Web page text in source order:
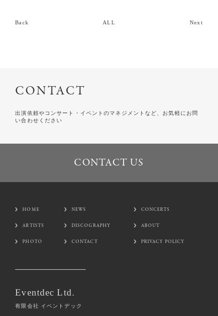
Back ALL Next
CONTACT
出演依頼やコンサート・イベントのマネジメントなど、お気軽にお問
い合わせください
CONTACT US
HOME NEWS CONCERTS
ARTISTS DISCOGRAPHY ABOUT
PHOTO CONTACT PRIVACY POLICY
Eventdec Ltd.
有限会社 イベントデック